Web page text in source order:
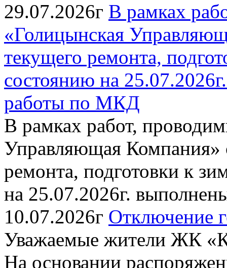
29.07.2026г В рамках
«Голицынская
текущего ремонта,
состоянию на
работы по МКД
В рамках работ,
Управляющая Компания»
ремонта, подготовки к
на 25.07.2026г.
10.07.2026г Отключение
Уважаемые жители ЖК
На основании